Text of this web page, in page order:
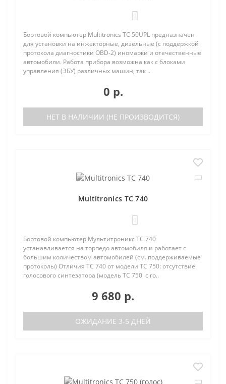
Бортовой компьютер Multitronics TC 50UPL предназначен
для установки на инжекторные, дизельные (с поддержкой
протокола диагностики OBD-2) иномарки и отечественные
автомобили. Работа прибора возможна как с блоками
управления (ЭБУ) различных машин, так ..
0 р.
НЕТ В НАЛИЧИИ (НЕ ПРОИЗВОДИТСЯ)
Multitronics TC 740
Бортовой компьютер Мультитроникс TC 740
устанавливается на торпедо автомобиля и работает с
большим количеством автомобилей (см. поддерживаемые
протоколы) Отличия TC 740 от модели TC 750: отсутствие
голосового синтезатора (модель TC 750 с го..
9 680 р.
ОЖИДАНИЕ 3-5 ДНЕЙ